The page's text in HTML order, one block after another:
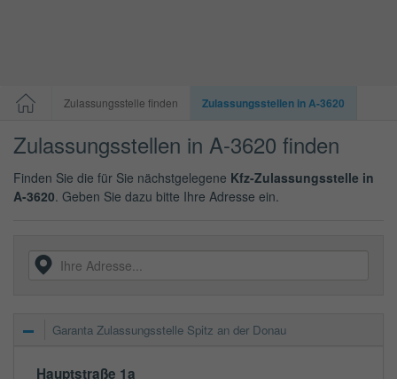
Zulassungsstelle finden Zulassungsstellen in A-3620
Zulassungsstellen in A-3620 finden
Finden Sie die für Sie nächstgelegene Kfz-Zulassungsstelle in
A-3620. Geben Sie dazu bitte Ihre Adresse ein.
Garanta Zulassungsstelle Spitz an der Donau
Hauptstraße 1a